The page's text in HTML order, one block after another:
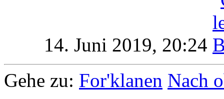
14. Juni 2019, 20:24
Gehe zu: For'klanen Nach